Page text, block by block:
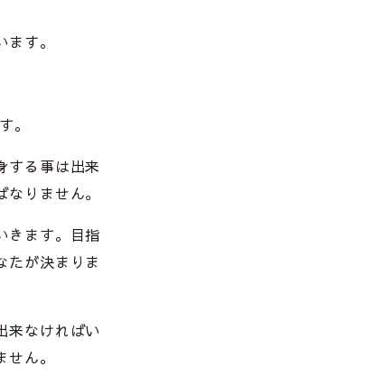
す。
。
する事は出来
りません。
きます。目指
たが決まりま
来なければい
ん。